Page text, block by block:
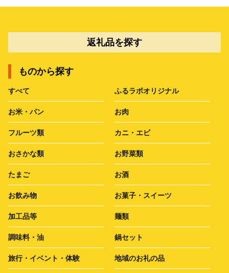
返礼品を探す
ものから探す
すべて ふるラボオリジナル
お米・パン お肉
フルーツ類 カニ・エビ
おさかな類 お野菜類
たまご お酒
お飲み物 お菓子・スイーツ
加工品等 麺類
調味料・油 鍋セット
旅行・イベント・体験 地域のお礼の品